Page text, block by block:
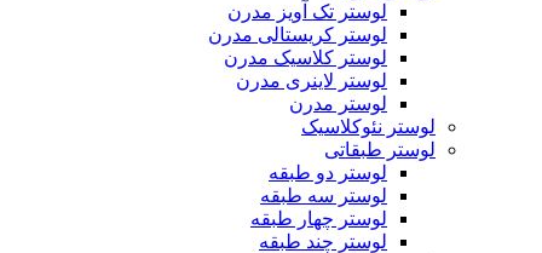
لوستر تک آویز مدرن
لوستر کریستالی مدرن
لوستر کلاسیک مدرن
لوستر لاینری مدرن
لوستر مدرن
لوستر نئوکلاسیک
لوستر طبقاتی
لوستر دو طبقه
لوستر سه طبقه
لوستر چهار طبقه
لوستر چند طبقه